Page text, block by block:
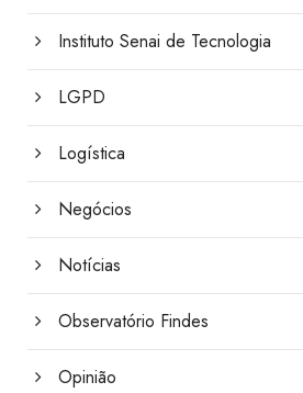
Instituto Senai de Tecnologia
LGPD
Logística
Negócios
Notícias
Observatório Findes
Opinião